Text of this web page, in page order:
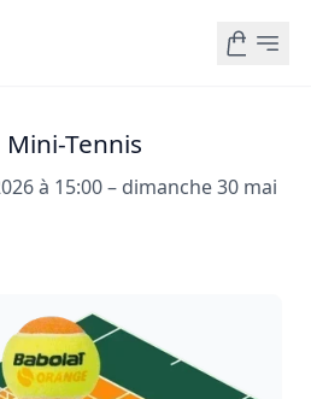
Tennis
à 15:00 – dimanche 30 mai